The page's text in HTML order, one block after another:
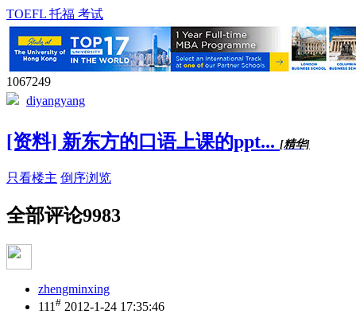
TOEFL 托福 考试
1067249
diyangyang
[资料] 新东方的口语上课的ppt... [精华]
只看楼主 倒序浏览
全部评论9983
zhengminxing
111 # 2012-1-24 17:35:46